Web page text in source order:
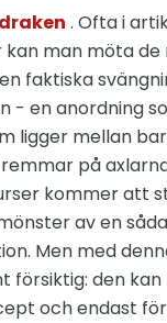
. Ofta i
kan man möta de
faktiska
- en anordning
ligger mellan
på
kommer att
av en
Men med
försiktig: den
och endast